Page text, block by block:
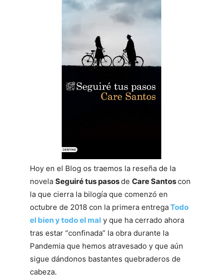
Hoy en el Blog os traemos la reseña de la
novela Seguiré tus pasosde Care Santoscon
la que cierra la bilogía que comenzó en
octubre de 2018 con la primera entregaTodo
el bien y todo el mal y que ha cerrado ahora
tras estar “confinada” la obra durante la
Pandemia que hemos atravesado y que aún
sigue dándonos bastantes quebraderos de
cabeza.